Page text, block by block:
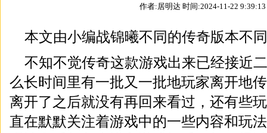
作者:居明达 时间:2024-11-22 9:39:13
本文由小编战锦曦不同的传奇版本不
不知不觉传奇这款游戏出来已经接近
么长时间里有一批又一批地玩家离开地
离开了之后就没有再回来看过，还有些
直在默默关注着游戏中的一些内容和玩